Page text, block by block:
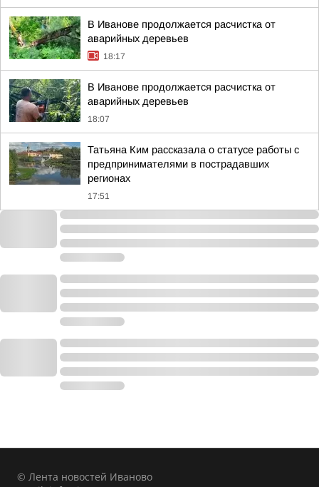
В Иванове продолжается расчистка от
аварийных деревьев
18:17
В Иванове продолжается расчистка от
аварийных деревьев
18:07
Татьяна Ким рассказала о статусе работы с
предпринимателями в пострадавших
регионах
17:51
© Лента новостей Иваново